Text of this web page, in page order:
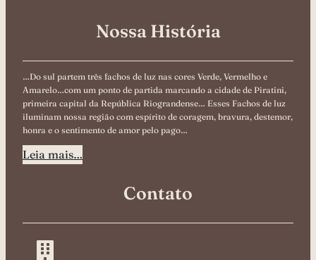
Nossa História
…Do sul partem três fachos de luz nas cores Verde, Vermelho e
Amarelo…com um ponto de partida marcando a cidade de Piratini,
primeira capital da República Riograndense… Esses Fachos de luz
iluminam nossa região com espírito de coragem, bravura, destemor,
honra e o sentimento de amor pelo pago…
Leia mais…
Contato